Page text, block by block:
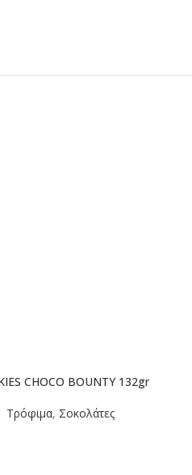
CHOCO BOUNTY 132gr
Τρόφιμα, Σοκολάτες